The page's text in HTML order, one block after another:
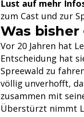
Lust auf mehr
zum Cast und zur
Was
Vor 20 Jahren hat
Entscheidung hat
Spreewald zu
völlig unverhofft,
zusammen mit
Überstürzt nimmt